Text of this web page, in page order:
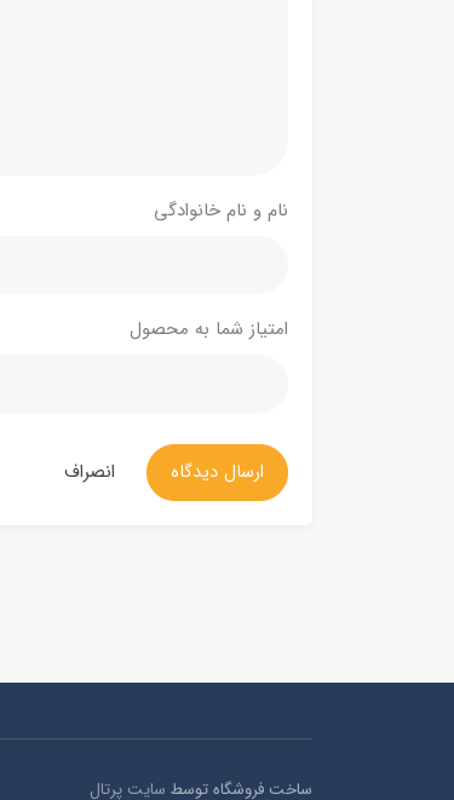
نام و نام خانوادگی
امتیاز شما به محصول
ارسال دیدگاه انصراف
ساخت فروشگاه توسط سایت پرتال